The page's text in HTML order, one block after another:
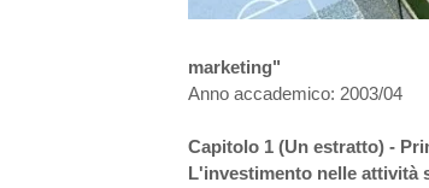
marketing"
Anno accademico: 2003/04
Capitolo 1 (Un estratto) -
L'investimento nelle attività